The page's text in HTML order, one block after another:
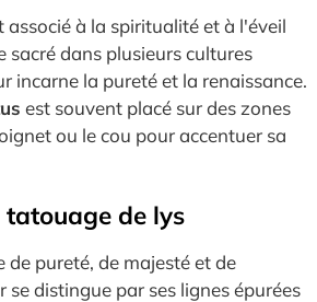
associé à la spiritualité et à l'éveil
sacré dans plusieurs cultures
incarne la pureté et la renaissance.
est souvent placé sur des zones
ou le cou pour accentuer sa
de lys
de pureté, de majesté et de
se distingue par ses lignes épurées